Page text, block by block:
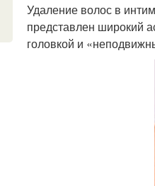
Удаление волос в
представлен широкий
головкой и